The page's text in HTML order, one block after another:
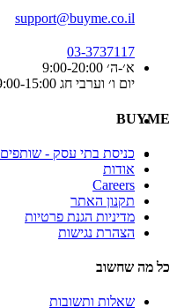
support@buyme.co.il
03-3737117
א׳-ה׳ 9:00-20:00
יום ו׳ וערבי חג 9:00-15:00
BUYME
כניסת בתי עסק - שותפים
אודות
Careers
תקנון האתר
מדיניות הגנת פרטיות
הצהרת נגישות
כל מה שחשוב
שאלות ותשובות